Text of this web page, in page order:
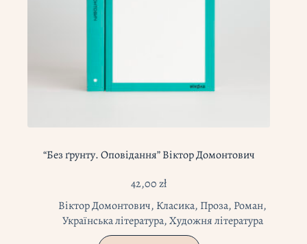
“Без ґрунту. Оповідання” Віктор Домонтович
42,00zł
Віктор Домонтович, Класика, Проза, Роман,
Українська література,Художня література